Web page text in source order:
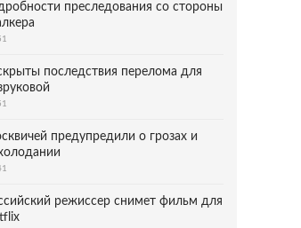
преследования со стороны
последствия перелома для
предупредили о грозах и
режиссер снимет фильм для